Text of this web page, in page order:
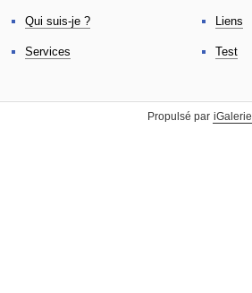
Qui suis-je ?
Services
Liens
Test
Propulsé par iGalerie